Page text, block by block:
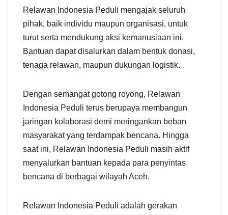
Relawan Indonesia Peduli mengajak seluruh
pihak, baik individu maupun organisasi, untuk
turut serta mendukung aksi kemanusiaan ini.
Bantuan dapat disalurkan dalam bentuk donasi,
tenaga relawan, maupun dukungan logistik.
Dengan semangat gotong royong, Relawan
Indonesia Peduli terus berupaya membangun
jaringan kolaborasi demi meringankan beban
masyarakat yang terdampak bencana. Hingga
saat ini, Relawan Indonesia Peduli masih aktif
menyalurkan bantuan kepada para penyintas
bencana di berbagai wilayah Aceh.
Relawan Indonesia Peduli adalah gerakan